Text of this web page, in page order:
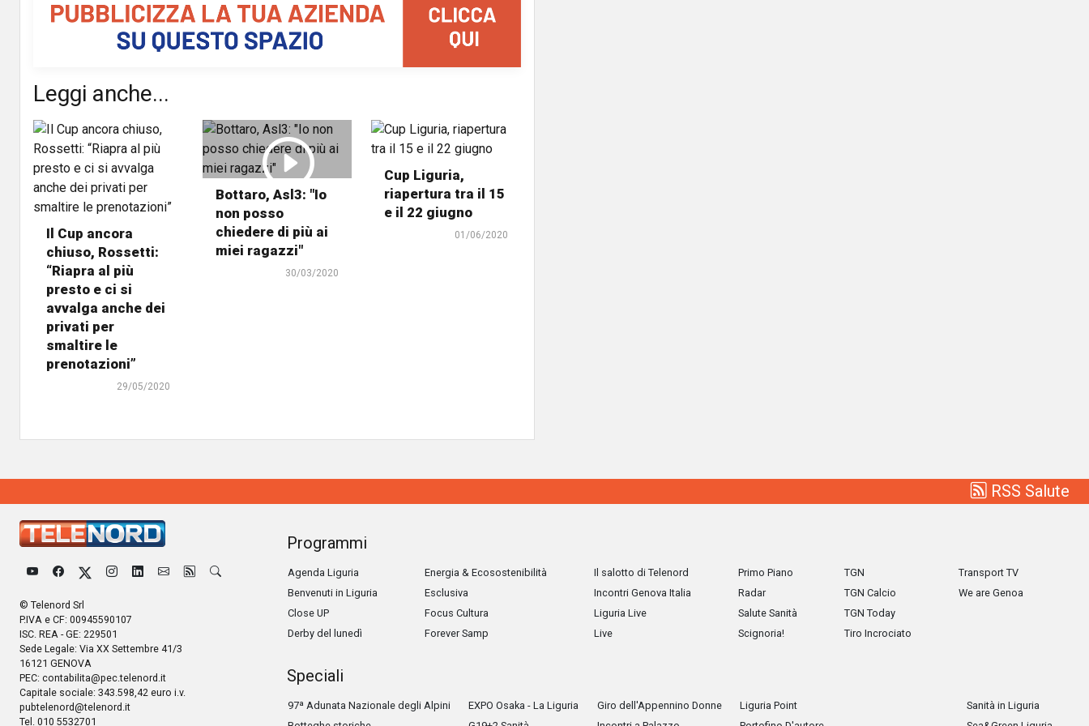
Leggi anche...
Il Cup ancora
chiuso, Rossetti:
“Riapra al più
presto e ci si
avvalga anche dei
privati per
smaltire le
prenotazioni”
29/05/2020
Bottaro, Asl3: "Io
non posso
chiedere di più ai
miei ragazzi"
30/03/2020
Cup Liguria,
riapertura tra il 15
e il 22 giugno
01/06/2020
RSS Salute
© Telenord Srl
P.IVA e CF: 00945590107
ISC. REA - GE: 229501
Sede Legale: Via XX Settembre 41/3
16121 GENOVA
PEC: contabilita@pec.telenord.it
Capitale sociale: 343.598,42 euro i.v.
pubtelenord@telenord.it
Tel. 010 5532701
Programmi
Agenda Liguria
Benvenuti in Liguria
Close UP
Derby del lunedì
Energia & Ecosostenibilità
Esclusiva
Focus Cultura
Forever Samp
Il salotto di Telenord
Incontri Genova Italia
Liguria Live
Live
Primo Piano
Radar
Salute Sanità
Scignoria!
TGN
TGN Calcio
TGN Today
Tiro Incrociato
Transport TV
We are Genoa
Speciali
97ª Adunata Nazionale degli Alpini
EXPO Osaka - La Liguria
Giro dell'Appennino Donne
Liguria Point
Sanità in Liguria